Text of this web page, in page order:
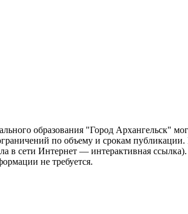
образования "Город Архангельск"
по объему и срокам
в сети Интернет — интерактивная
не требуется.